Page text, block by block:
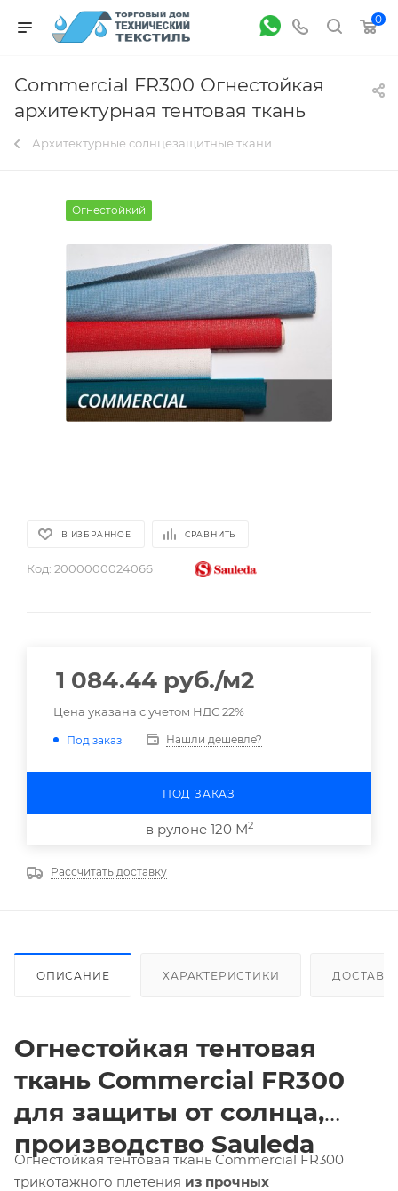
0
Commercial FR300 Огнестойкая
архитектурная тентовая ткань
Архитектурные солнцезащитные ткани
Огнестойкий
В ИЗБРАННОЕ СРАВНИТЬ
Код: 2000000024066
1 084.44 руб./м2
Цена указана с учетом НДС 22%
Под заказ Нашли дешевле?
ПОД ЗАКАЗ
в рулоне 120 М2
Рассчитать доставку
ОПИСАНИЕ ХАРАКТЕРИСТИКИ
Огнестойкая тентовая
ткань Commercial FR300
для защиты от солнца,
производство Sauleda
Огнестойкая тентовая ткань Commercial FR300
трикотажного плетения из прочных